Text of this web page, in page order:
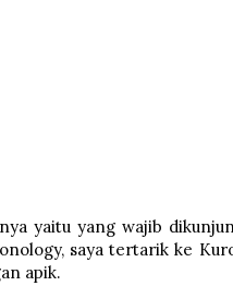
yaitu yang wajib
saya tertarik ke
apik.